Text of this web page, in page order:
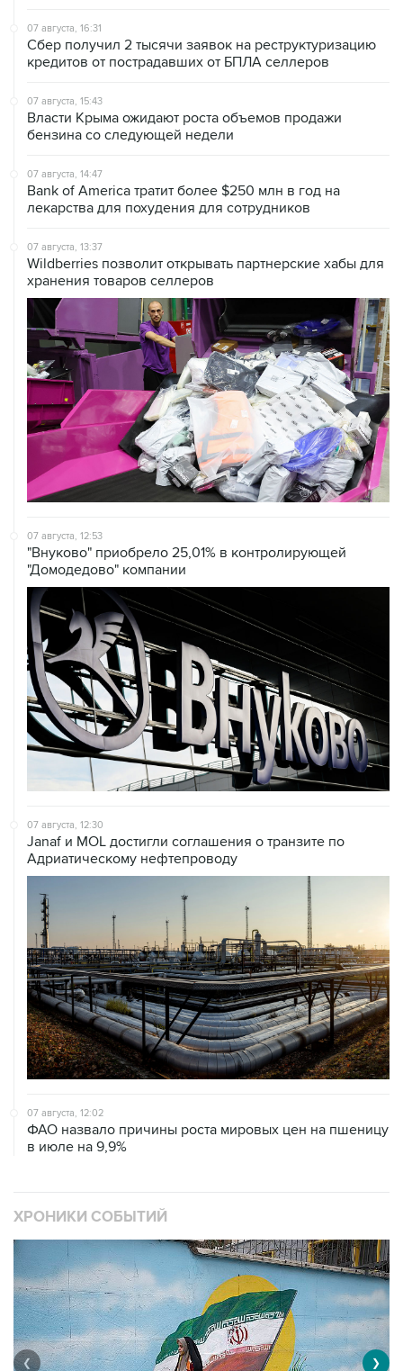
07 августа, 16:31
Сбер получил 2 тысячи заявок на реструктуризацию
кредитов от пострадавших от БПЛА селлеров
07 августа, 15:43
Власти Крыма ожидают роста объемов продажи
бензина со следующей недели
07 августа, 14:47
Bank of America тратит более $250 млн в год на
лекарства для похудения для сотрудников
07 августа, 13:37
Wildberries позволит открывать партнерские хабы для
хранения товаров селлеров
07 августа, 12:53
"Внуково" приобрело 25,01% в контролирующей
"Домодедово" компании
07 августа, 12:30
Janaf и MOL достигли соглашения о транзите по
Адриатическому нефтепроводу
07 августа, 12:02
ФАО назвало причины роста мировых цен на пшеницу
в июле на 9,9%
ХРОНИКИ СОБЫТИЙ
❮ ❯